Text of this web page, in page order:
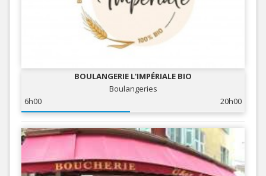
BOULANGERIE L'IMPÉRIALE BIO
Boulangeries
6h00
20h00